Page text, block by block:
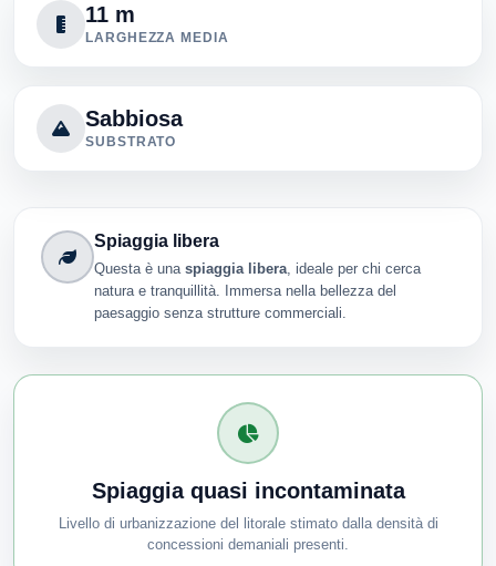
11 m
LARGHEZZA MEDIA
Sabbiosa
SUBSTRATO
Spiaggia libera
Questa è una spiaggia libera, ideale per chi cerca
natura e tranquillità. Immersa nella bellezza del
paesaggio senza strutture commerciali.
Spiaggia quasi incontaminata
Livello di urbanizzazione del litorale stimato dalla densità di
concessioni demaniali presenti.